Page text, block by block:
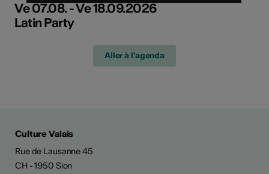
Ve 07.08. - Ve 18.09.2026
Latin Party
Aller à l'agenda
Culture Valais
Rue de Lausanne 45
CH - 1950 Sion